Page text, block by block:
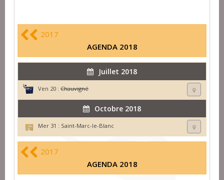
2017
AGENDA 2018
Juillet 2018
Ven 20 : Chauvigné
Octobre 2018
Mer 31 : Saint-Marc-le-Blanc
2017
AGENDA 2018